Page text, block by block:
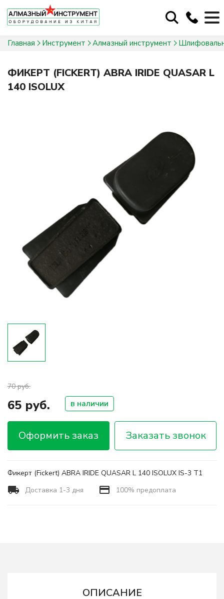
+375 29 674-70-50
cubimport@mail.ru
Главная Инструмент Алмазный инструмент
ФИКЕРТ (FICKERT) ABRA IRIDE QUASAR L
140 ISOLUX
Фикерт (Fickert) ABRA IRIDE QUASAR L 140 ISOLUX IS-3 T1
Доставка 1-3 дня
100% предоплата
70 руб.
65 руб. в наличии
Оформить заказ Заказать звонок
ОПИСАНИЕ